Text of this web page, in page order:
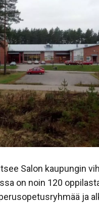
Salon kaupungin
on noin 120
ja